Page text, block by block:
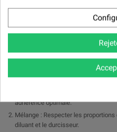
une finition esthétique et résistante.
Industrie : Convient pour les
protection durable et une finition
Réparations et rénovations : Parfait
reconditionnement de pièces
Conseils d'utilisation :
adhérence optimale.
Mélange : Respecter les
diluant et le durcisseur.